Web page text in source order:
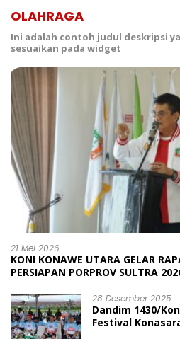
OLAHRAGA
Ini adalah contoh judul deskripsi
sesuaikan pada widget
21 Mei 2026
KONI KONAWE UTARA GELAR
PERSIAPAN PORPROV SULTRA
28 Desember 2025
Dandim 1430/
Festival